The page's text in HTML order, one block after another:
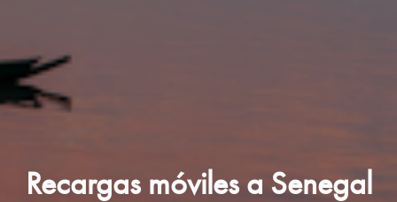
Recargas móviles a Senegal